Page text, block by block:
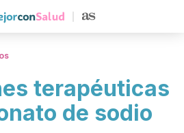
terapéuticas
de sodio